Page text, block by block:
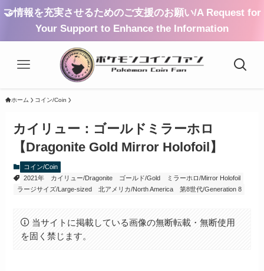
🤝情報を充実させるためのご支援のお願い/A Request for
Your Support to Enhance the Information
ホーム コイン/Coin
カイリュー：ゴールドミラーホロ
【Dragonite Gold Mirror Holofoil】
コイン/Coin
2021年
カイリュー/Dragonite ゴールド/Gold
ミラーホロ/Mirror Holofoil
ラージサイズ/Large-sized
北アメリカ/North America 第8世代/Generation 8
当サイトに掲載している画像の無断転載・無断使用
を固く禁じます。